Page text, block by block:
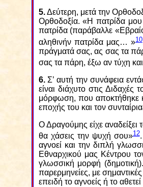
5.Δεύτερη, μετά την
Ορθοδοξία. «Η πατρίδα μου
πατρίδα (παράβαλλε
αληθινήν πατρίδα μας… »10
πράγματά σας, ας σας τα
σας τα πάρη, έξω αν τύχη
6.Σ’ αυτή την συνάφεια
είναι διάχυτο στις
μόρφωση, που αποκτήθηκε
εποχής του και τον
Ο Δραγούμης είχε αναδείξει
θα χάσεις την ψυχή σου»12
αγνοεί και την διπλή
Εθναρχικού μας Κέντρου
γλωσσική μορφή
παρερμηνείες, με
επειδή το αγνοείς ή το